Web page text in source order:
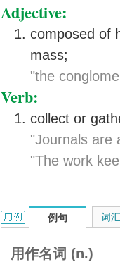
Adjective:
composed of
mass;
"the
Verb:
collect or
"Journals are
"The work
conglomerate的用法和样
例句
用作名词 (n.)
词